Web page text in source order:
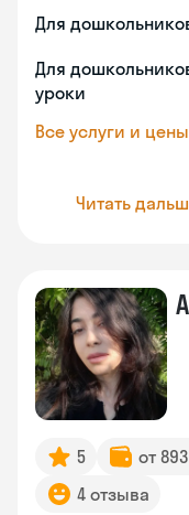
Для
Для
уроки
Все услуги и
Читать
5 от
4 отзыва